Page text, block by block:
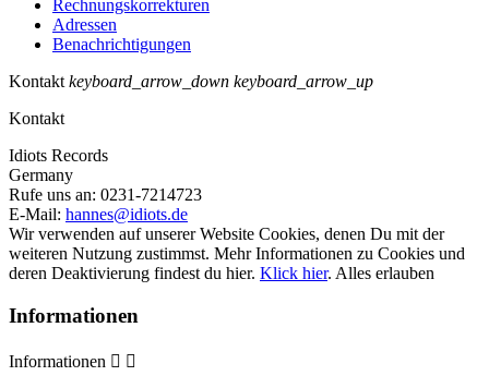
Rechnungskorrekturen
Adressen
Benachrichtigungen
Kontakt keyboard_arrow_down keyboard_arrow_up
Kontakt
Idiots Records
Germany
Rufe uns an: 0231-7214723
E-Mail: hannes@idiots.de
Wir verwenden auf unserer Website Cookies, denen Du mit der
weiteren Nutzung zustimmst. Mehr Informationen zu Cookies und
deren Deaktivierung findest du hier. Klick hier. Alles erlauben
Informationen
Informationen  